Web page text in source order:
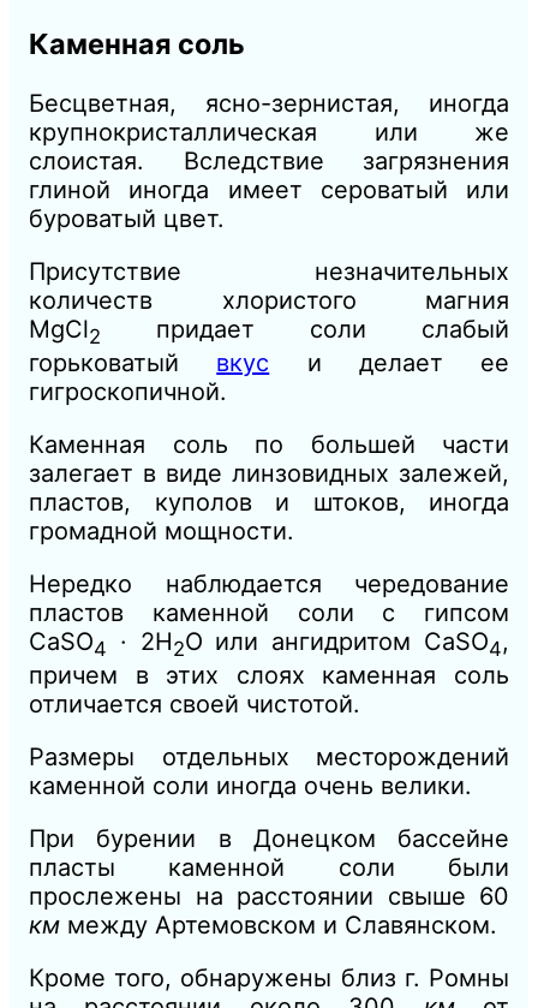
Каменная соль
Бесцветная, ясно-зернистая, иногда
крупнокристаллическая или же
слоистая. Вследствие загрязнения
глиной иногда имеет сероватый или
буроватый цвет.
Присутствие незначительных
количеств хлористого магния
MgCl2
придает соли слабый
горьковатый вкус и делает ее
гигроскопичной.
Каменная соль по большей части
залегает в виде линзовидных залежей,
пластов, куполов и штоков, иногда
громадной мощности.
Нередко наблюдается чередование
пластов каменной соли с гипсом
CaSО4 · 2Н2О или ангидритом CaSО4,
причем в этих слоях каменная соль
отличается своей чистотой.
Размеры отдельных месторождений
каменной соли иногда очень велики.
При бурении в Донецком бассейне
пласты каменной соли были
прослежены на расстоянии свыше 60
км между Артемовском и Славянском.
Кроме того, обнаружены близ г. Ромны